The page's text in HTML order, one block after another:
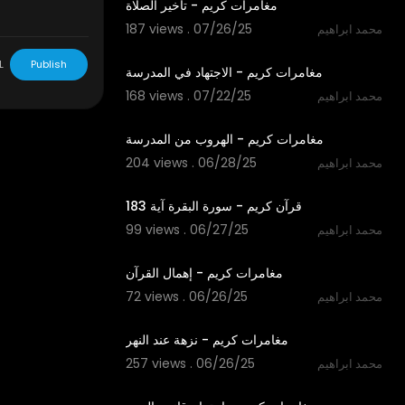
مغامرات كريم - تأخير الصلاة
187 views . 07/26/25
محمد ابراهيم
مغامرات كريم - الاجتهاد في المدرسة
168 views . 07/22/25
محمد ابراهيم
مغامرات كريم - الهروب من المدرسة
204 views . 06/28/25
محمد ابراهيم
قرآن كريم - سورة البقرة آية 183
99 views . 06/27/25
محمد ابراهيم
مغامرات كريم - إهمال القرآن
72 views . 06/26/25
محمد ابراهيم
مغامرات كريم - نزهة عند النهر
257 views . 06/26/25
محمد ابراهيم
Publish